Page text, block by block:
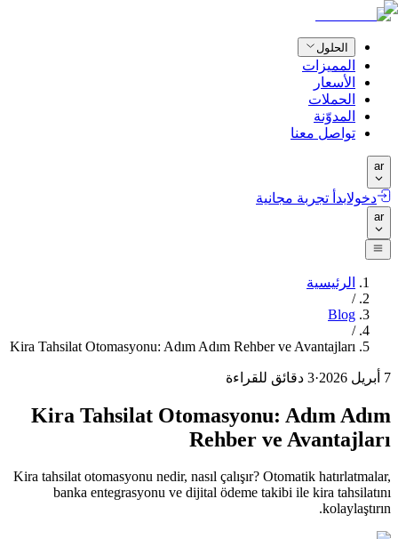
الحلول
المميزات
الأسعار
الحملات
المدوّنة
تواصل معنا
ar
دخولابدأ تجربة مجانية
ar
الرئيسية
/
Blog
/
Kira Tahsilat Otomasyonu: Adım Adım Rehber ve Avantajları
7 أبريل 2026 ·
3 دقائق للقراءة
Kira Tahsilat Otomasyonu: Adım Adım
Rehber ve Avantajları
Kira tahsilat otomasyonu nedir, nasıl çalışır? Otomatik hatırlatmalar,
banka entegrasyonu ve dijital ödeme takibi ile kira tahsilatını
kolaylaştırın.